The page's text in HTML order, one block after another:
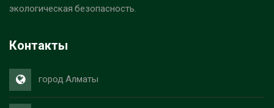
экологическая безопасность.
Контакты
город Алматы